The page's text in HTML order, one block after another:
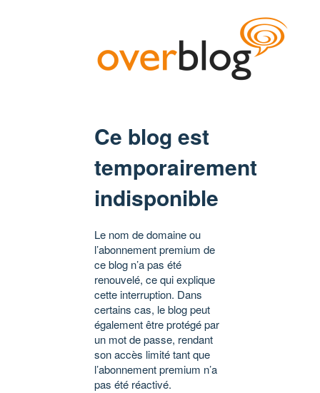
Ce blog est
temporairement
indisponible
Le nom de domaine ou
l’abonnement premium de
ce blog n’a pas été
renouvelé, ce qui explique
cette interruption. Dans
certains cas, le blog peut
également être protégé par
un mot de passe, rendant
son accès limité tant que
l’abonnement premium n’a
pas été réactivé.